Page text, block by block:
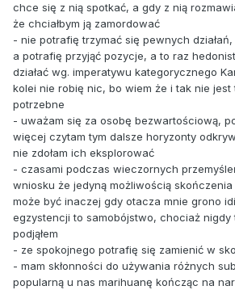
chce się z nią spotkać, a gdy z nią
że chciałbym ją zamordować
- nie potrafię trzymać się pewnych
a potrafię przyjąć pozycje, a to raz
działać wg. imperatywu kategorycznego
kolei nie robię nic, bo wiem że i tak nie jest
potrzebne
- uważam się za osobę bezwartościową,
więcej czytam tym dalsze horyzonty
nie zdołam ich eksplorować
- czasami podczas wieczornych
wniosku że jedyną możliwością
może być inaczej gdy otacza mnie grono
egzystencji to samobójstwo, chociaż nigdy
podjąłem
- ze spokojnego potrafię się zamienić w
- mam skłonności do używania różnych
popularną u nas marihuanę kończąc na